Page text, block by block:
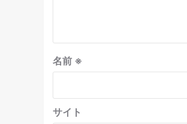
名前 ※
サイト